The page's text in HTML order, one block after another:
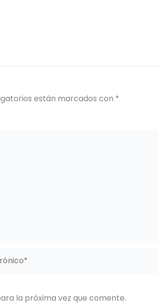
están marcados con *
la próxima vez que comente.